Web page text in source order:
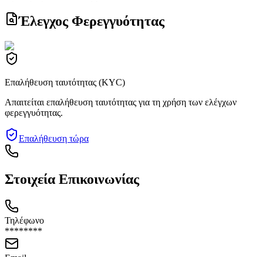
Έλεγχος Φερεγγυότητας
Επαλήθευση ταυτότητας (KYC)
Απαιτείται επαλήθευση ταυτότητας για τη χρήση των ελέγχων
φερεγγυότητας.
Επαλήθευση τώρα
Στοιχεία Επικοινωνίας
Τηλέφωνο
********